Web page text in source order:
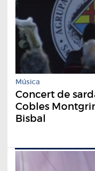
Música
Concert de
Cobles
Bisbal